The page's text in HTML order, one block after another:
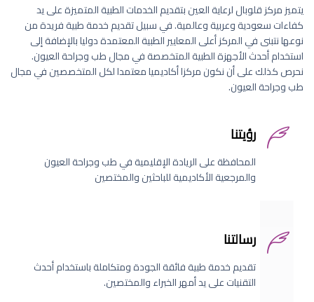
يتميز مركز قلوبال لرعاية العين بتقديم الخدمات الطبية المتميزة على يد
كفاءات سعودية وعربية وعالمية. في سبيل تقديم خدمة طبية فريدة من
نوعها نتبنى في المركز أعلى المعايير الطبية المعتمدة دوليا بالإضافة إلى
استخدام أحدث الأجهزة الطبية المتخصصة في مجال طب وجراحة العيون.
نحرص كذلك على أن نكون مركزا أكاديميا معتمدا لكل المتخصصين في مجال
طب وجراحة العيون.
رؤيتنا
المحافظة على الريادة الإقليمية في طب وجراحة العيون
والمرجعية الأكاديمية للباحثين والمختصين
رسالتنا
تقديم خدمة طبية فائقة الجودة ومتكاملة باستخدام أحدث
التقنيات على يد أمهر الخبراء والمختصين.